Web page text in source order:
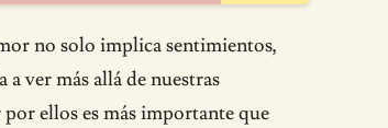
no solo implica sentimientos,
ver más allá de nuestras
ellos es más importante que